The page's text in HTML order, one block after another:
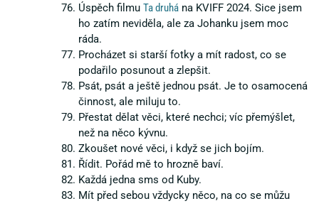
Úspěch filmu Ta druhá na KVIFF 2024. Sice jsem
ho zatím neviděla, ale za Johanku jsem moc
ráda.
Procházet si starší fotky a mít radost, co se
podařilo posunout a zlepšit.
Psát, psát a ještě jednou psát. Je to osamocená
činnost, ale miluju to.
Přestat dělat věci, které nechci; víc přemýšlet,
než na něco kývnu.
Zkoušet nové věci, i když se jich bojím.
Řídit. Pořád mě to hrozně baví.
Každá jedna sms od Kuby.
Mít před sebou vždycky něco, na co se můžu